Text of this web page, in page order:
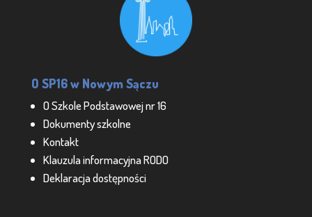
O SP16 w Nowym Sączu
O Szkole Podstawowej nr 16
Dokumenty szkolne
Kontakt
Klauzula informacyjna RODO
Deklaracja dostępności